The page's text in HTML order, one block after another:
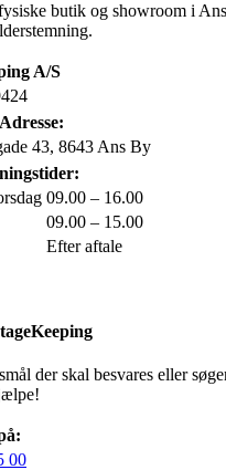
butik og showroom i
A/S
Adresse:
43, 8643 Ans By
09.00 – 16.00
09.00 – 15.00
Efter aftale
der skal besvares eller
00